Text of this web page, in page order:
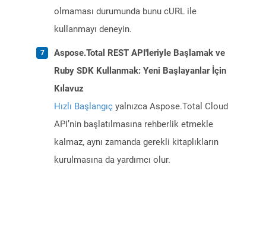
olmaması durumunda bunu cURL ile
kullanmayı deneyin.
Aspose.Total REST API'leriyle Başlamak ve
Ruby SDK Kullanmak: Yeni Başlayanlar İçin
Kılavuz
Hızlı Başlangıç yalnızca Aspose.Total Cloud
API’nin başlatılmasına rehberlik etmekle
kalmaz, aynı zamanda gerekli kitaplıkların
kurulmasına da yardımcı olur.